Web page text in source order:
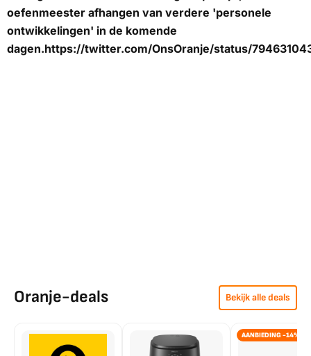
oefenmeester afhangen van verdere 'personele
ontwikkelingen' in de komende
dagen.https://twitter.com/OnsOranje/status/
Oranje-deals Bekijk alle deals
AANBIEDING -14%